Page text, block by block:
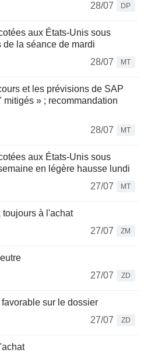
28/07
DP
aux États-Unis sous
de la séance de mardi
28/07
MT
et les prévisions de SAP
» ; recommandation
28/07
MT
aux États-Unis sous
en légère hausse lundi
27/07
MT
à l'achat
27/07
ZM
27/07
ZD
sur le dossier
27/07
ZD